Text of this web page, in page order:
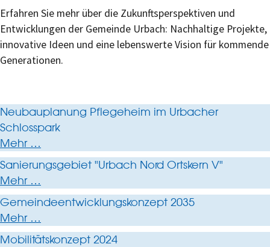
Erfahren Sie mehr über die Zukunftsperspektiven und
Entwicklungen der Gemeinde Urbach: Nachhaltige Projekte,
innovative Ideen und eine lebenswerte Vision für kommende
Generationen.
Neubauplanung Pflegeheim im Urbacher
Schlosspark
Mehr …
Sanierungsgebiet "Urbach Nord Ortskern V"
Mehr …
Gemeindeentwicklungskonzept 2035
Mehr …
Mobilitätskonzept 2024